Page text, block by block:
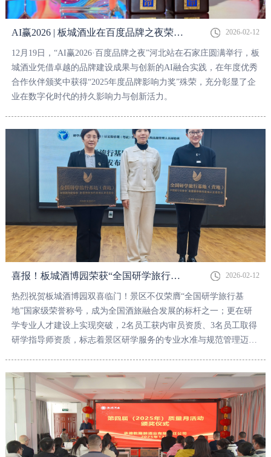
AI赢2026 | 板城酒业在百度品牌之夜荣获“2025年度品牌影响力奖” 2026-02-12
12月19日，“AI赢2026·百度品牌之夜”河北站在石家庄圆满举行，板
城酒业凭借卓越的品牌建设成果与创新的AI融合实践，在年度优秀
合作伙伴颁奖中获得“2025年度品牌影响力奖”殊荣，充分彰显了企
业在数字化时代的持久影响力与创新活力。
喜报！板城酒博园荣获“全国研学旅行基地”荣誉称号！ 2026-02-12
热烈祝贺板城酒博园双喜临门！景区不仅荣膺“全国研学旅行基
地”国家级荣誉称号，成为全国酒旅融合发展的标杆之一；更在研
学专业人才建设上实现突破，2名员工获内审员资质、3名员工取得
研学指导师资质，标志着景区研学服务的专业水准与规范管理迈上